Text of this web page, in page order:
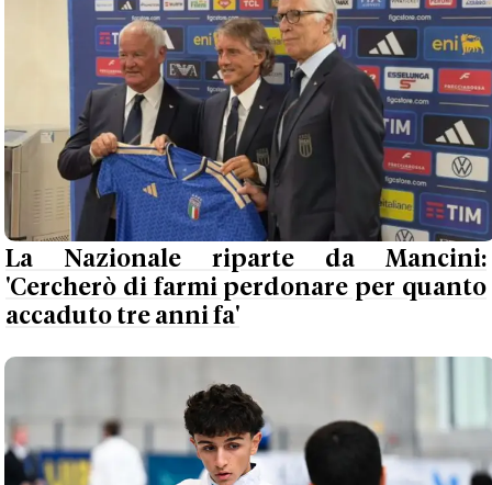
La Nazionale riparte da Mancini:
'Cercherò di farmi perdonare per quanto
accaduto tre anni fa'